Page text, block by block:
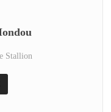
Stallion